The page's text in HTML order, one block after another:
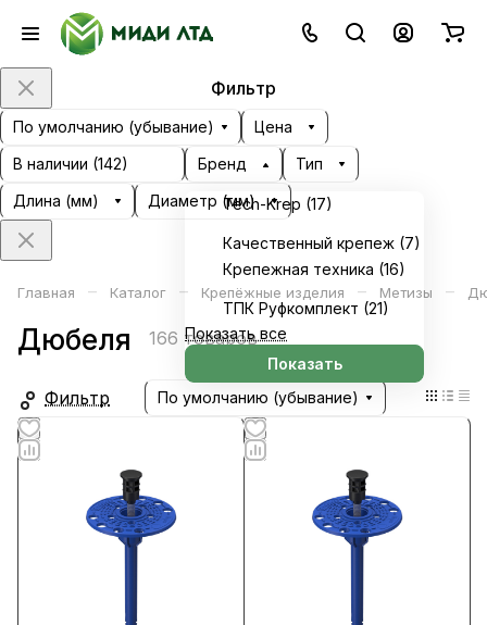
Фильтр
По умолчанию (убывание)
Цена
В наличии (142) Бренд
Tech-Krep (17)
Качественный крепеж (7)
Крепежная техника (16)
ТПК Руфкомплект (21)
Показать все
Показать
Тип
Длина (мм)
Диаметр (мм)
Главная – Каталог – Крепёжные изделия – Метизы –
Дюбеля 166 товаров
Фильтр По умолчанию (убывание)